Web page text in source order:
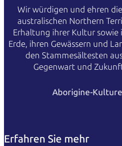
Wir würdigen und ehren
australischen Northern
Erhaltung ihrer Kultur
Erde, ihren Gewässern und
den Stammesältesten
Gegenwart und
Aborigine-
Erfahren Sie mehr